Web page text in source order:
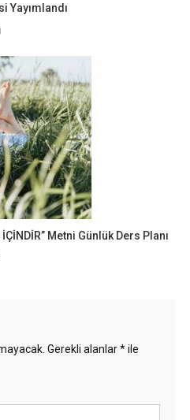
Yayımlandı
İÇİNDİR” Metni Günlük Ders Planı
Gerekli alanlar*ile